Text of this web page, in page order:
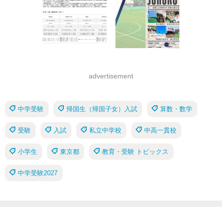
advertisement
中学受験 帰国生（帰国子女）入試 算数・数学
受験 入試 私立中学校 中高一貫校
小学生 東京都 教育・受験 トピックス
中学受験2027